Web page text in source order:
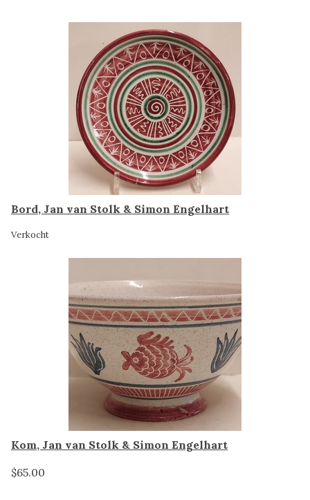
Bord, Jan van Stolk & Simon Engelhart
Verkocht
Kom, Jan van Stolk & Simon Engelhart
$65.00